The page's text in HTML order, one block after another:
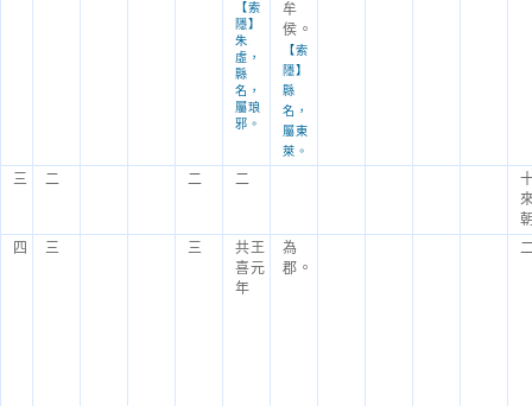
【索
隱】
朱
虛，
縣
名，
屬琅
邪。
牟
侯。
【索
隱】
縣
名，
屬東
萊。
三 二 二 二
四
三 三
共王
喜元
年
為
郡。